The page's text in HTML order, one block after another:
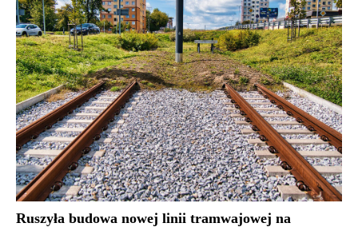
Ruszyła budowa nowej linii tramwajowej na